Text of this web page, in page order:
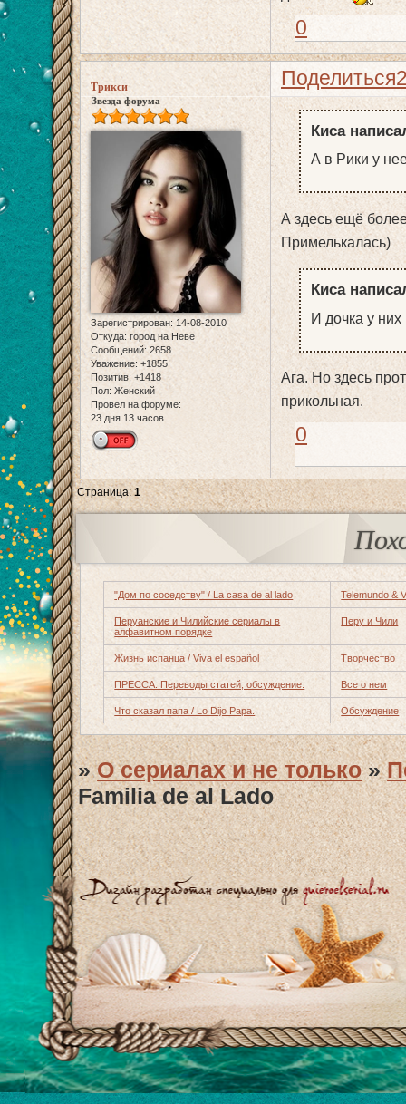
0
Поделиться
Трикси
Звезда форума
Зарегистрирован: 14-08-2010
Откуда: город на Неве
Сообщений:2658
Уважение: +1855
Позитив: +1418
Пол: Женский
Провел на форуме:
23 дня 13 часов
Киса
А в Рики у
А здесь ещё
Примелькалась)
Киса
И дочка у
Ага. Но здесь
прикольная.
0
Страница:1
"Дом по соседству" / La casa de al lado Telemundo &
Перуанские и Чилийские сериалы в
алфавитном порядке
Перу и Чили
Жизнь испанца / Viva el español Творчество
ПРЕССА. Переводы статей, обсуждение. Все о нем
Что сказал папа / Lo Dijo Papa. Обсуждение
»О сериалах и не только »
Familia de al Lado